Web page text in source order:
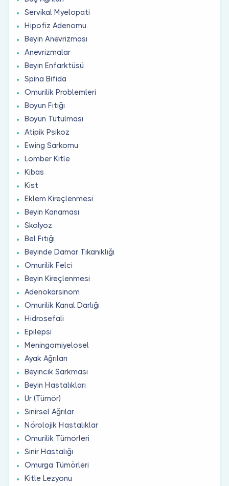
Servikal Myelopati
Hipofiz Adenomu
Beyin Anevrizması
Anevrizmalar
Beyin Enfarktüsü
Spina Bifida
Omurilik Problemleri
Boyun Fıtığı
Boyun Tutulması
Atipik Psikoz
Ewing Sarkomu
Lomber Kitle
Kibas
Kist
Eklem Kireçlenmesi
Beyin Kanaması
Skolyoz
Bel Fıtığı
Beyinde Damar Tıkanıklığı
Omurilik Felci
Beyin Kireçlenmesi
Adenokarsinom
Omurilik Kanal Darlığı
Hidrosefali
Epilepsi
Meningomiyelosel
Ayak Ağrıları
Beyincik Sarkması
Beyin Hastalıkları
Ur (Tümör)
Sinirsel Ağrılar
Nörolojik Hastalıklar
Omurilik Tümörleri
Sinir Hastalığı
Omurga Tümörleri
Kitle Lezyonu